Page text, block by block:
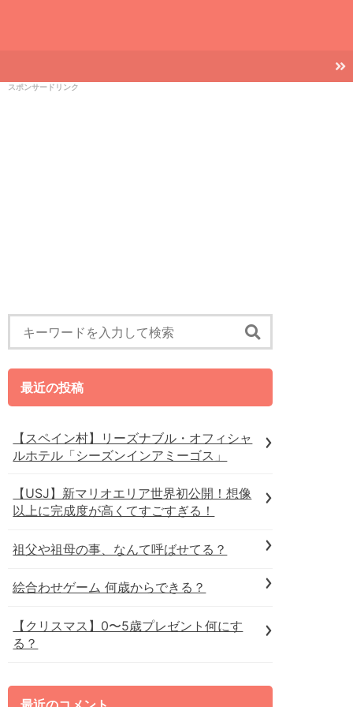
スポンサードリンク
最近の投稿
【スペイン村】リーズナブル・オフィシャ
ルホテル「シーズンインアミーゴス」
【USJ】新マリオエリア世界初公開！想像
以上に完成度が高くてすごすぎる！
祖父や祖母の事、なんて呼ばせてる？
絵合わせゲーム 何歳からできる？
【クリスマス】0〜5歳プレゼント何にす
る？